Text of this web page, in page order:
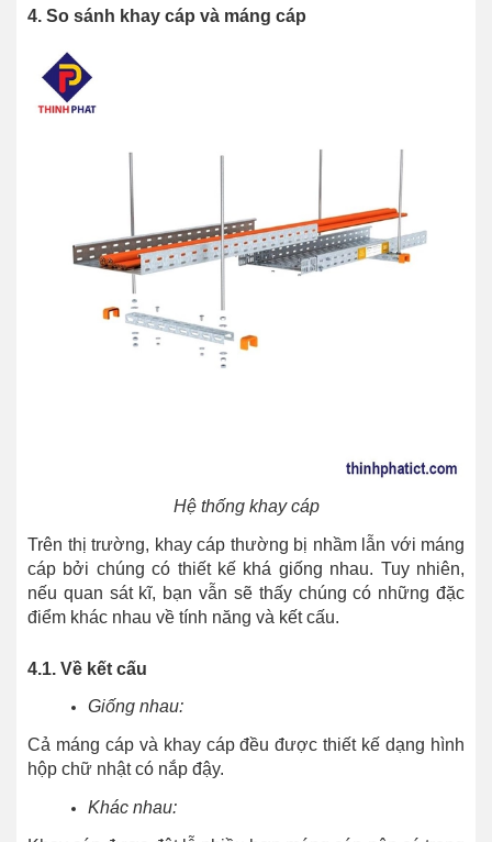
4. So sánh khay cáp và máng cáp
Hệ thống khay cáp
Trên thị trường, khay cáp thường bị nhầm lẫn với máng
cáp bởi chúng có thiết kế khá giống nhau. Tuy nhiên,
nếu quan sát kĩ, bạn vẫn sẽ thấy chúng có những đặc
điểm khác nhau về tính năng và kết cấu.
4.1. Về kết cấu
Giống nhau:
Cả máng cáp và khay cáp đều được thiết kế dạng hình
hộp chữ nhật có nắp đậy.
Khác nhau: